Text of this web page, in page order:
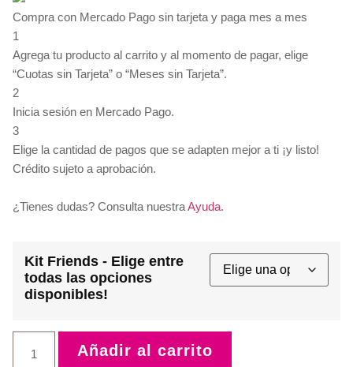
Compra con Mercado Pago sin tarjeta y paga mes a mes
1
Agrega tu producto al carrito y al momento de pagar, elige
“Cuotas sin Tarjeta” o “Meses sin Tarjeta”.
2
Inicia sesión en Mercado Pago.
3
Elige la cantidad de pagos que se adapten mejor a ti ¡y listo!
Crédito sujeto a aprobación.
¿Tienes dudas? Consulta nuestraAyuda.
Kit Friends - Elige entre
todas las opciones
disponibles!
Añadir al carrito